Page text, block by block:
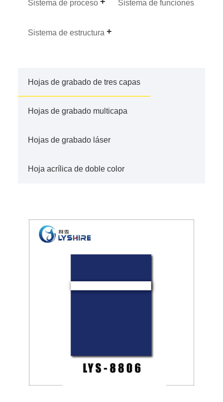
Sistema de proceso Sistema de funciones
Sistema de estructura
Hojas de grabado de tres capas
Hojas de grabado multicapa
Hojas de grabado láser
Hoja acrílica de doble color